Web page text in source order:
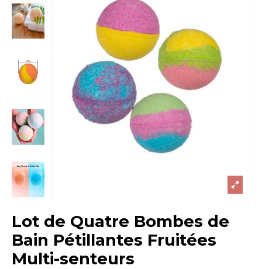
Lot de Quatre Bombes de
Bain Pétillantes Fruitées
Multi-senteurs